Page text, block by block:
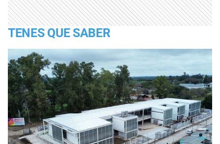
TENES QUE SABER